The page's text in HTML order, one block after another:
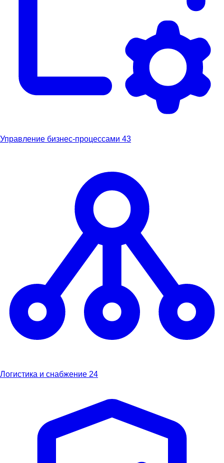
Управление бизнес-процессами 43
Логистика и снабжение 24